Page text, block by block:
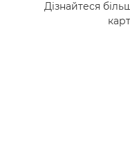
Дізнайтеся